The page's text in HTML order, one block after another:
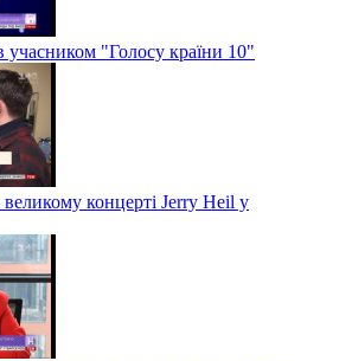
учасником "Голосу країни 10"
концерті Jerry Heil у